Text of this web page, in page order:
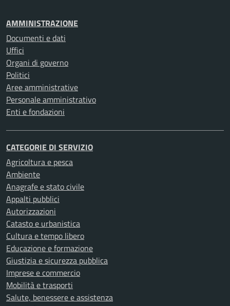
AMMINISTRAZIONE
Documenti e dati
Uffici
Organi di governo
Politici
Aree amministrative
Personale amministrativo
Enti e fondazioni
CATEGORIE DI SERVIZIO
Agricoltura e pesca
Ambiente
Anagrafe e stato civile
Appalti pubblici
Autorizzazioni
Catasto e urbanistica
Cultura e tempo libero
Educazione e formazione
Giustizia e sicurezza pubblica
Imprese e commercio
Mobilità e trasporti
Salute, benessere e assistenza